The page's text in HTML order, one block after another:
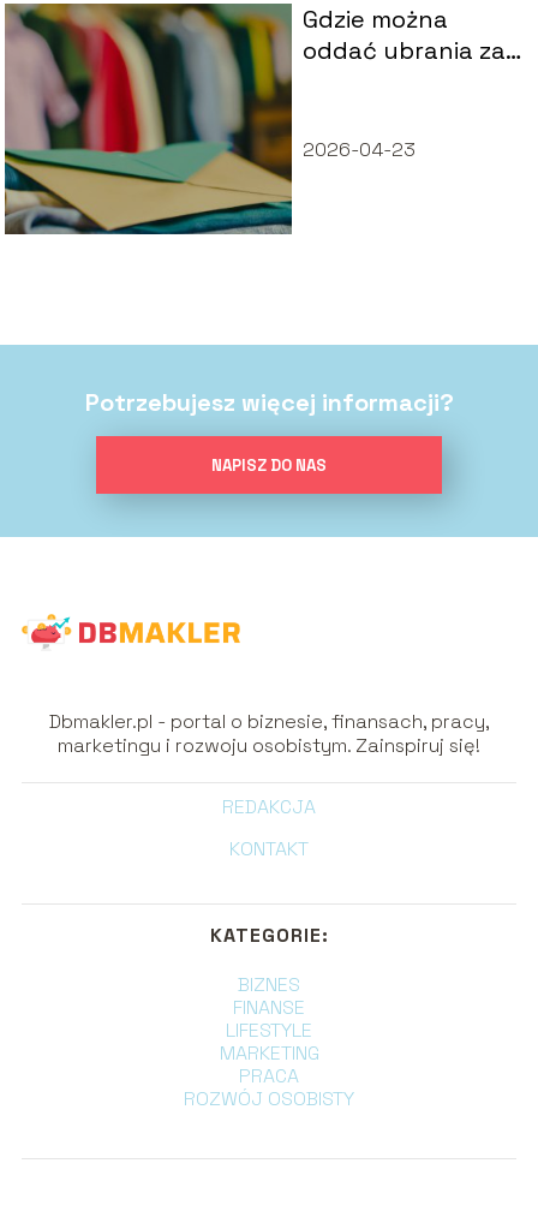
Gdzie można
oddać ubrania za
2026-04-23
Potrzebujesz więcej informacji?
NAPISZ DO NAS
Dbmakler.pl - portal o biznesie, finansach, pracy,
marketingu i rozwoju osobistym. Zainspiruj się!
REDAKCJA
KONTAKT
KATEGORIE:
BIZNES
FINANSE
LIFESTYLE
MARKETING
PRACA
ROZWÓJ OSOBISTY